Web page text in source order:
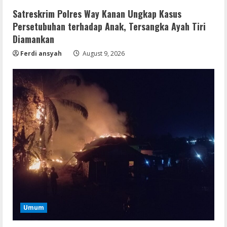
Satreskrim Polres Way Kanan Ungkap Kasus
Persetubuhan terhadap Anak, Tersangka Ayah Tiri
Diamankan
Ferdi ansyah August 9, 2026
Umum
CAMRip 4KUHD AVC Dual Audio Torr𝐞nt
August 9, 2026